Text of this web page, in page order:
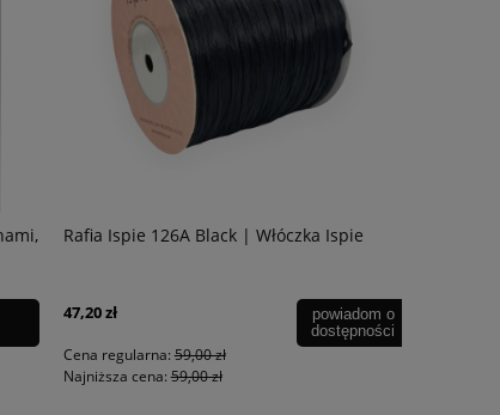
Rafia Ispie 126A Black | Włóczka Ispie
47,20 zł
Cena regularna:59,00 zł
Najniższa cena:59,00 zł
powiadom o
dostępności